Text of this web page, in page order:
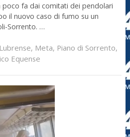
fa dai comitati dei pendolari
il nuovo caso di fumo su un
Sorrento. …
, Meta, Piano di Sorrento,
Equense